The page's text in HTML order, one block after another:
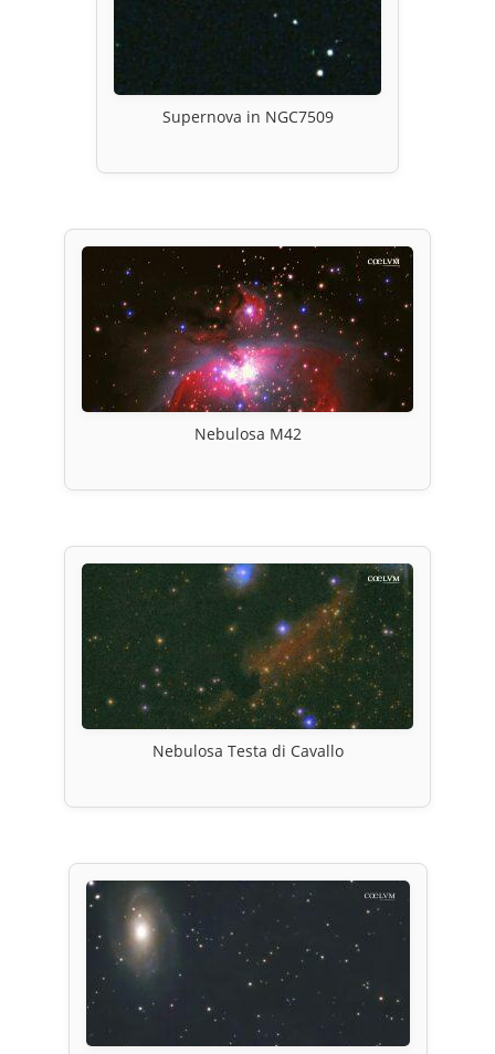
Supernova in NGC7509
Nebulosa M42
Nebulosa Testa di Cavallo